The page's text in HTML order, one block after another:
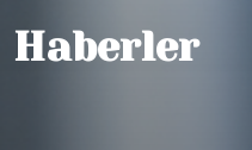
Haberler